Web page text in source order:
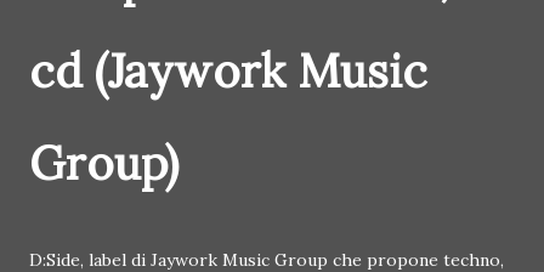
cd (Jaywork Music
Group)
D:Side, label di Jaywork Music Group che propone techno,